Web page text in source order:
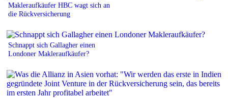
Makleraufkäufer HBC wagt sich an
die Rückversicherung
Schnappt sich Gallagher einen
Londoner Makleraufkäufer?